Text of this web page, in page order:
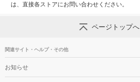
は、直接各ストアにお問い合わせください。
ページトップへ
関連サイト・ヘルプ・その他
お知らせ